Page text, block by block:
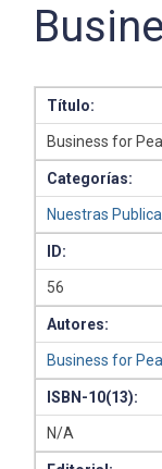
Título:
Business for
Categorías:
Nuestras
ID:
56
Autores:
Business for
ISBN-10(13):
N/A